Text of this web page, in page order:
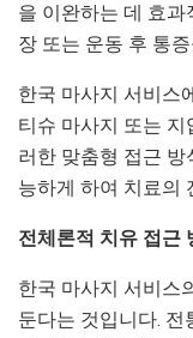
을 이완하는 데 효과
장 또는 운동 후 통
한국 마사지 서비스
티슈 마사지 또는 지
러한 맞춤형 접근
능하게 하여 치료의
전체론적 치유 접근
한국 마사지 서비스
둔다는 것입니다. 전